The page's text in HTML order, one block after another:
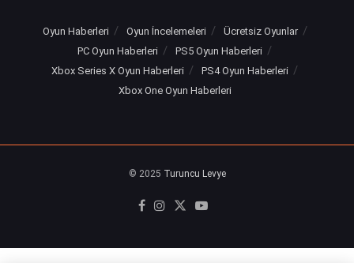
Oyun Haberleri Oyun İncelemeleri
Ücretsiz Oyunlar
PC Oyun Haberleri
PS5 Oyun Haberleri
Xbox Series X Oyun Haberleri
PS4 Oyun Haberleri
Xbox One Oyun Haberleri
© 2025 Turuncu Levye